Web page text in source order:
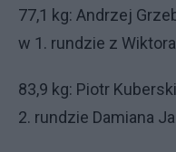
77,1 kg: Andrzej
w 1. rundzie z
83,9 kg: Piotr
2. rundzie Damiana